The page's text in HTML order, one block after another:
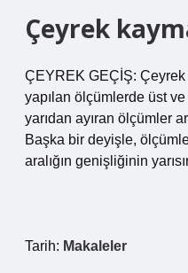
Çeyrek
ÇEYREK GEÇİŞ: Çeyrek
yapılan ölçümlerde üst
yarıdan ayıran ölçümler
Başka bir deyişle,
aralığın genişliğinin
Tarih: Makaleler